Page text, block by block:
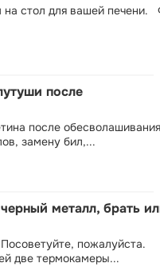
на стол для вашей печени.
после
после
замену бил,...
металл, брать
пожалуйста.
две термокамеры...